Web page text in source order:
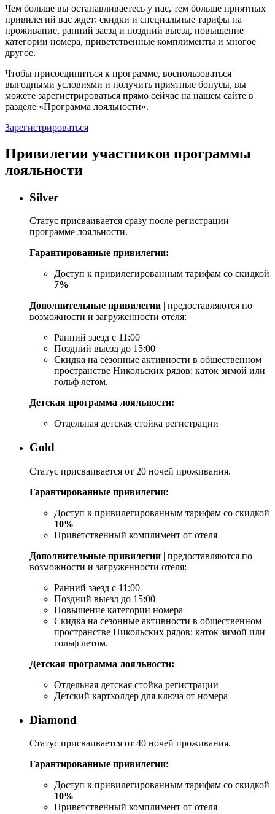
Чем больше вы останавливаетесь у нас, тем больше приятных
привилегий вас ждет: скидки и специальные тарифы на
проживание, ранний заезд и поздний выезд, повышение
категории номера, приветственные комплименты и многое
другое.
Чтобы присоединиться к программе, воспользоваться
выгодными условиями и получить приятные бонусы, вы
можете зарегистрироваться прямо сейчас на нашем сайте в
разделе «Программа лояльности».
Зарегистрироваться
Привилегии участников программы
лояльности
Silver
Статус присваивается сразу после регистрации
программе лояльности.
Гарантированные привилегии:
Доступ к привилегированным тарифам со скидкой
7%
Дополнительные привилегии | предоставляются по
возможности и загруженности отеля:
Ранний заезд с 11:00
Поздний выезд до 15:00
Скидка на сезонные активности в общественном
пространстве Никольских рядов: каток зимой или
гольф летом.
Детская программа лояльности:
Отдельная детская стойка регистрации
Gold
Статус присваивается от 20 ночей проживания.
Гарантированные привилегии:
Доступ к привилегированным тарифам со скидкой
10%
Приветственный комплимент от отеля
Дополнительные привилегии | предоставляются по
возможности и загруженности отеля:
Ранний заезд с 11:00
Поздний выезд до 15:00
Повышение категории номера
Скидка на сезонные активности в общественном
пространстве Никольских рядов: каток зимой или
гольф летом.
Детская программа лояльности:
Отдельная детская стойка регистрации
Детский картхолдер для ключа от номера
Diamond
Статус присваивается от 40 ночей проживания.
Гарантированные привилегии:
Доступ к привилегированным тарифам со скидкой
10%
Приветственный комплимент от отеля